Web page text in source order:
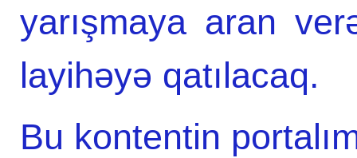
yarışmaya aran
layihəyə qatılacaq.
Bu kontentin